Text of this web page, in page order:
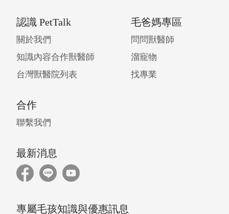
認識 PetTalk
關於我們
知識內容合作獸醫師
台灣獸醫院列表
毛爸媽專區
問問獸醫師
溜寵物
找專業
合作
聯繫我們
最新消息
專屬毛孩知識與優惠訊息